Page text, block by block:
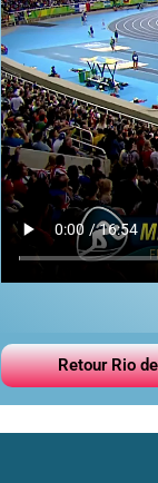
Retour Rio